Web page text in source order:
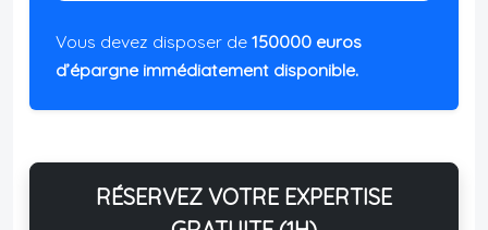
Vous devez disposer de 150000 euros
d’épargne immédiatement disponible.
RÉSERVEZ VOTRE EXPERTISE